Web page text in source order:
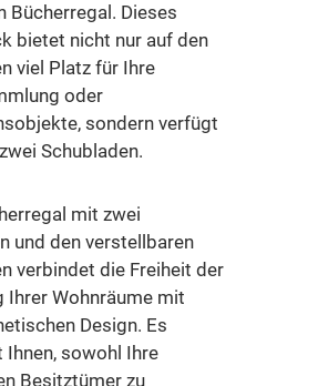
Bücherregal. Dieses
bietet nicht nur auf den
viel Platz für Ihre
oder
sondern verfügt
Schubladen.
mit zwei
und den verstellbaren
verbindet die Freiheit der
Ihrer Wohnräume mit
Design. Es
sowohl Ihre
Besitztümer zu